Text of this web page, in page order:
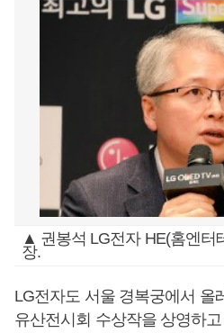
▲ 권봉석 LG전자 HE(홈엔터
장.
LG전자도 서울 경복궁에서 올
유산전시회 수상작을 상영하